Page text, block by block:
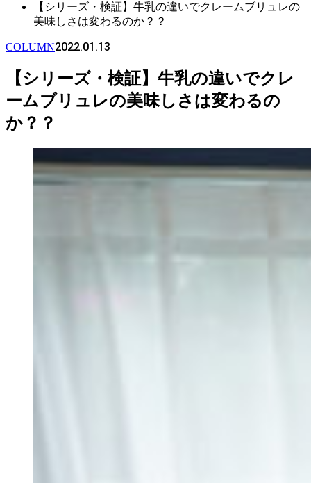
【シリーズ・検証】牛乳の違いでクレームブリュレの
美味しさは変わるのか？？
COLUMN2022.01.13
【シリーズ・検証】牛乳の違いでクレ
ームブリュレの美味しさは変わるの
か？？